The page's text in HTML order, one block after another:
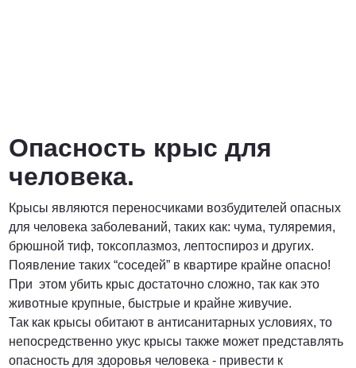
Опасность крыс для
человека.
Крысы являются переносчиками возбудителей опасных
для человека заболеваний, таких как: чума, туляремия,
брюшной тиф, токсоплазмоз, лептоспироз и других.
Появление таких “соседей” в квартире крайне опасно!
При этом убить крыс достаточно сложно, так как это
животные крупные, быстрые и крайне живучие.
Так как крысы обитают в антисанитарных условиях, то
непосредственно укус крысы также может представлять
опасность для здоровья человека - привести к